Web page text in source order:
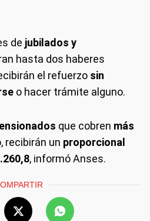
de jubilados y
hasta dos haberes
el refuerzo sin
o hacer trámite alguno.
que cobren más
recibirán un proporcional
, informó Anses.